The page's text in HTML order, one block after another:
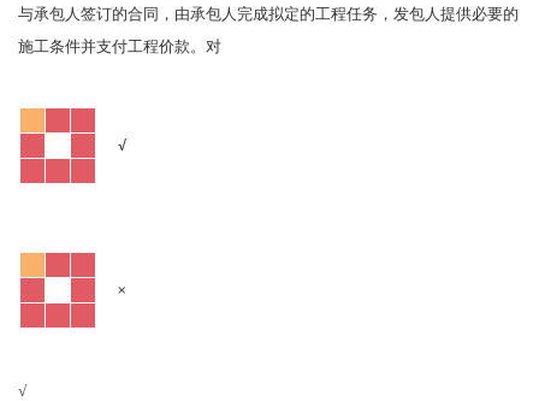
与承包人签订的合同，由承包人完成拟定的工程任务，发包人提供必要的
施工条件并支付工程价款。 对
√
×
√